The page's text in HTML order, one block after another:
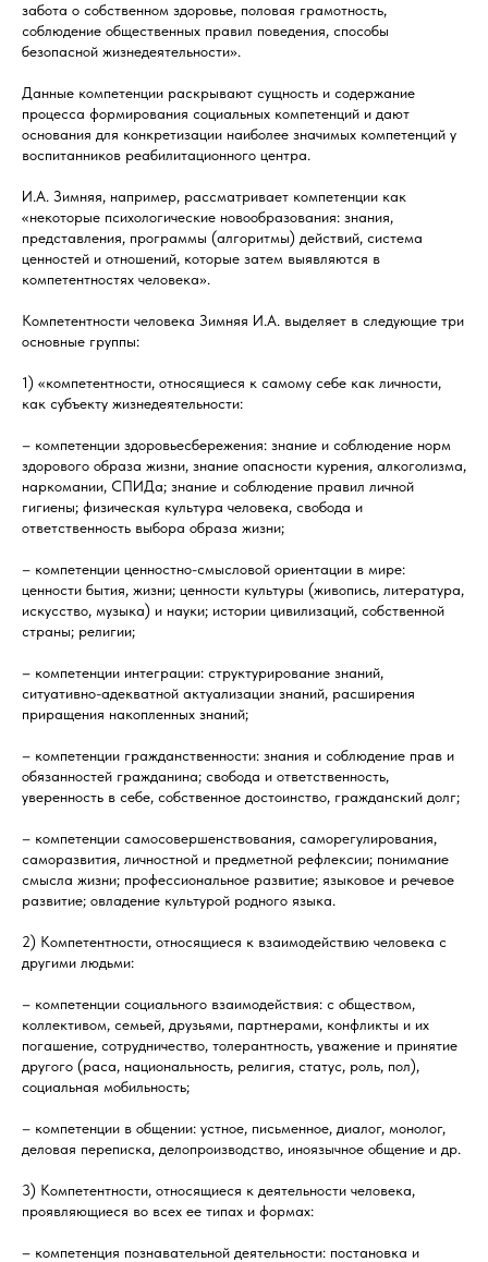
забота о собственном здоровье, половая грамотность,
соблюдение общественных правил поведения, способы
безопасной жизнедеятельности».
Данные компетенции раскрывают сущность и содержание
процесса формирования социальных компетенций и дают
основания для конкретизации наиболее значимых компетенций у
воспитанников реабилитационного центра.
И.А. Зимняя, например, рассматривает компетенции как
«некоторые психологические новообразования: знания,
представления, программы (алгоритмы) действий, система
ценностей и отношений, которые затем выявляются в
компетентностях человека».
Компетентности человека Зимняя И.А. выделяет в следующие три
основные группы:
1) «компетентности, относящиеся к самому себе как личности,
как субъекту жизнедеятельности:
– компетенции здоровьесбережения: знание и соблюдение норм
здорового образа жизни, знание опасности курения, алкоголизма,
наркомании, СПИДа; знание и соблюдение правил личной
гигиены; физическая культура человека, свобода и
ответственность выбора образа жизни;
– компетенции ценностно-смысловой ориентации в мире:
ценности бытия, жизни; ценности культуры (живопись, литература,
искусство, музыка) и науки; истории цивилизаций, собственной
страны; религии;
– компетенции интеграции: структурирование знаний,
ситуативно-адекватной актуализации знаний, расширения
приращения накопленных знаний;
– компетенции гражданственности: знания и соблюдение прав и
обязанностей гражданина; свобода и ответственность,
уверенность в себе, собственное достоинство, гражданский долг;
– компетенции самосовершенствования, саморегулирования,
саморазвития, личностной и предметной рефлексии; понимание
смысла жизни; профессиональное развитие; языковое и речевое
развитие; овладение культурой родного языка.
2) Компетентности, относящиеся к взаимодействию человека с
другими людьми:
– компетенции социального взаимодействия: с обществом,
коллективом, семьей, друзьями, партнерами, конфликты и их
погашение, сотрудничество, толерантность, уважение и принятие
другого (раса, национальность, религия, статус, роль, пол),
социальная мобильность;
– компетенции в общении: устное, письменное, диалог, монолог,
деловая переписка, делопроизводство, иноязычное общение и др.
3) Компетентности, относящиеся к деятельности человека,
проявляющиеся во всех ее типах и формах:
– компетенция познавательной деятельности: постановка и